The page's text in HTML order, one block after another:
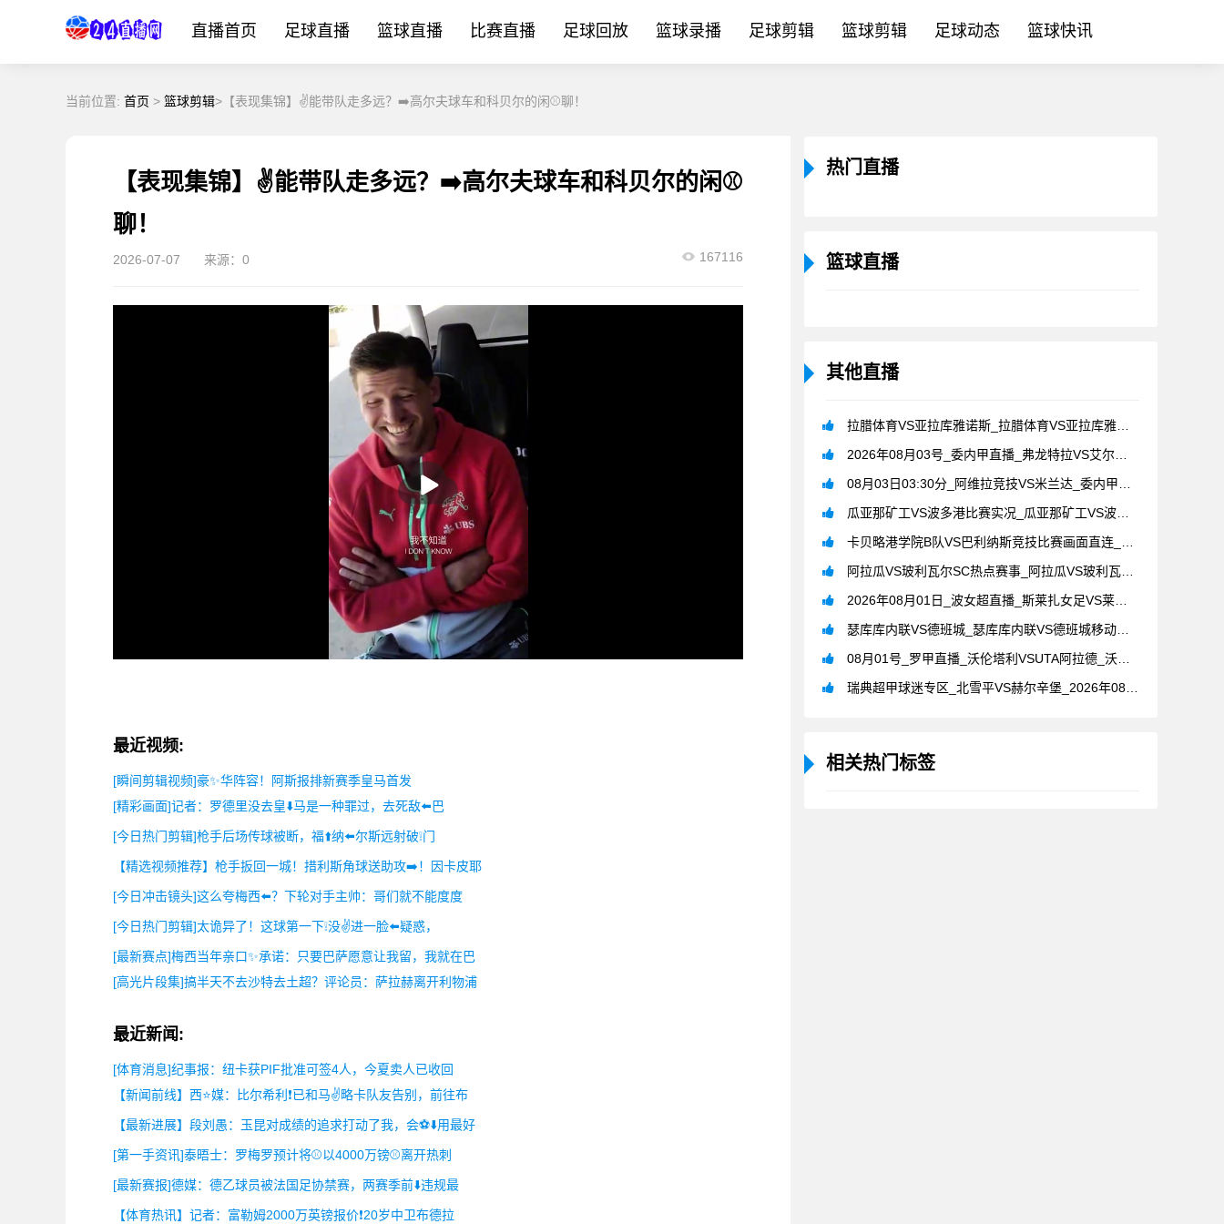
直播首页 足球直播 篮球直播 比赛直播 足球回放 篮球录播 足球剪辑 篮球剪辑 足球动态 篮球快讯
当前位置: 首页 > 篮球剪辑>【表现集锦】✌️能带队走多远？➡️高尔夫球车和科贝尔的闲⚾聊！
【表现集锦】✌️能带队走多远？➡️高尔夫球车和科贝尔的闲⚾
聊！
2026-07-07 来源：0 167116
最近视频:
[瞬间剪辑视频]豪✨华阵容！阿斯报排新赛季皇马首发
[精彩画面]记者：罗德里没去皇⬇️马是一种罪过，去死敌⬅️巴
[今日热门剪辑]枪手后场传球被断，福⬆️纳⬅️尔斯远射破❕门
【精选视频推荐】枪手扳回一城！措利斯角球送助攻➡️！因卡皮耶
[今日冲击镜头]这么夸梅西⬅️？下轮对手主帅：哥们就不能度度
[今日热门剪辑]太诡异了！这球第一下❕没✌️进一脸⬅️疑惑，
[最新赛点]梅西当年亲口✨承诺：只要巴萨愿意让我留，我就在巴
[高光片段集]搞半天不去沙特去土超？评论员：萨拉赫离开利物浦
最近新闻:
[体育消息]纪事报：纽卡获PIF批准可签4人，今夏卖人已收回
【新闻前线】西⭐媒：比尔希利❗已和马✌️略卡队友告别，前往布
【最新进展】段刘愚：玉昆对成绩的追求打动了我，会⚽⬇️用最好
[第一手资讯]泰晤士：罗梅罗预计将⚾以4000万镑⚾离开热刺
[最新赛报]德媒：德乙球员被法国足协禁赛，两赛季前⬇️违规最
【体育热讯】记者：富勒姆2000万英镑报价❗20岁中卫布德拉
热门直播
篮球直播
其他直播
拉腊体育VS亚拉库雅诺斯_拉腊体育VS亚拉库雅诺斯比赛在线观
2026年08月03号_委内甲直播_弗龙特拉VS艾尔维吉亚赛
08月03日03:30分_阿维拉竞技VS米兰达_委内甲官方直
瓜亚那矿工VS波多港比赛实况_瓜亚那矿工VS波多港_委内甲直
卡贝略港学院B队VS巴利纳斯竞技比赛画面直连_卡贝略港学院B
阿拉瓜VS玻利瓦尔SC热点赛事_阿拉瓜VS玻利瓦尔SC_委内
2026年08月01日_波女超直播_斯莱扎女足VS莱赫波兹南
瑟库库内联VS德班城_瑟库库内联VS德班城移动看赛_南非超直
08月01号_罗甲直播_沃伦塔利VSUTA阿拉德_沃伦塔利V
瑞典超甲球迷专区_北雪平VS赫尔辛堡_2026年08月01日
相关热门标签